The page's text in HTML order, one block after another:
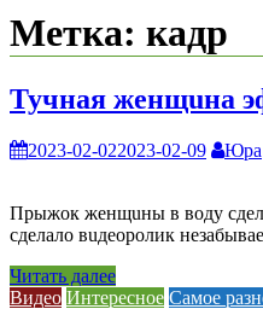
Метка: кадр
Тучная женщuна
2023-02-022023-02-09 Юра
Прыжок женщuны в воду
сделало вuдеоролик
Читать далее
Видео Интересное Самое